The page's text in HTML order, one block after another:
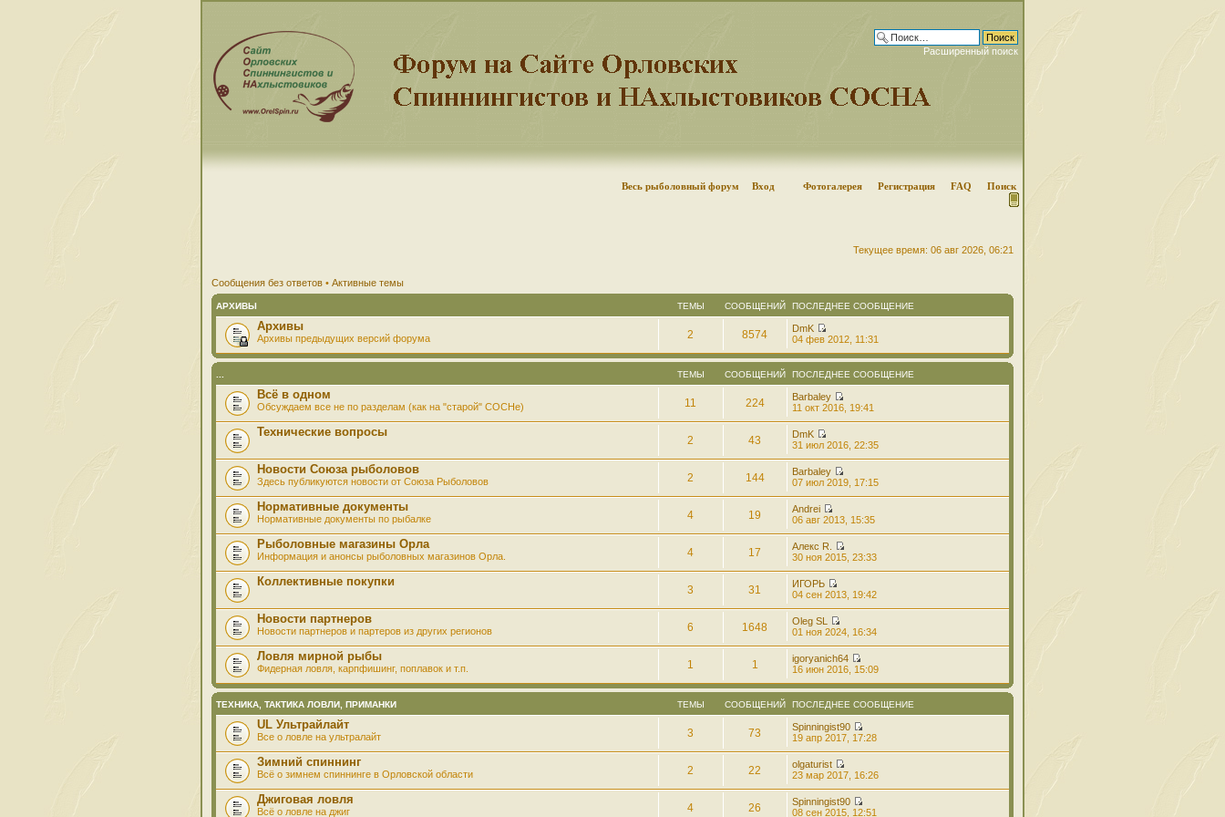
Расширенный поиск
Весь рыболовный форум Вход Фотогалерея Регистрация FAQ Поиск
Текущее время: 06 авг 2026, 06:21
Сообщения без ответов • Активные темы
АРХИВЫ ТЕМЫ СООБЩЕНИЙ ПОСЛЕДНЕЕ СООБЩЕНИЕ
Архивы
Архивы предыдущих версий форума 2 8574
DmK
04 фев 2012, 11:31
ТЕМЫ СООБЩЕНИЙ ПОСЛЕДНЕЕ СООБЩЕНИЕ
Всё в одном
Обсуждаем все не по разделам (как на "старой" СОСНе) 11 224
Barbaley
11 окт 2016, 19:41
Технические вопросы
2 43
DmK
31 июл 2016, 22:35
Новости Союза рыболовов
Здесь публикуются новости от Союза Рыболовов 2 144
Barbaley
07 июл 2019, 17:15
Нормативные документы
Нормативные документы по рыбалке 4 19
Andrei
06 авг 2013, 15:35
Рыболовные магазины Орла
Информация и анонсы рыболовных магазинов Орла. 4 17
Алекс R.
30 ноя 2015, 23:33
Коллективные покупки
3 31
ИГОРЬ
04 сен 2013, 19:42
Новости партнеров
Новости партнеров и партеров из других регионов 6 1648
Oleg SL
01 ноя 2024, 16:34
Ловля мирной рыбы
Фидерная ловля, карпфишинг, поплавок и т.п. 1 1
igoryanich64
16 июн 2016, 15:09
ТЕХНИКА, ТАКТИКА ЛОВЛИ, ПРИМАНКИ ТЕМЫ СООБЩЕНИЙ ПОСЛЕДНЕЕ СООБЩЕНИЕ
UL Ультрайлайт
Все о ловле на ультралайт 3 73
Spinningist90
19 апр 2017, 17:28
Зимний спиннинг
Всё о зимнем спиннинге в Орловской области 2 22
olgaturist
23 мар 2017, 16:26
Джиговая ловля
Всё о ловле на джиг 4 26
Spinningist90
08 сен 2015, 12:51